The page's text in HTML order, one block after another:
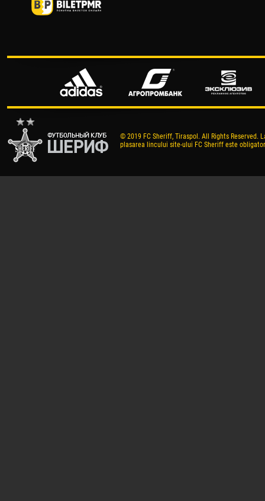
© 2019 FC Sheriff, Tiraspol. All Rights
plasarea lincului site-ului FC Sheriff este